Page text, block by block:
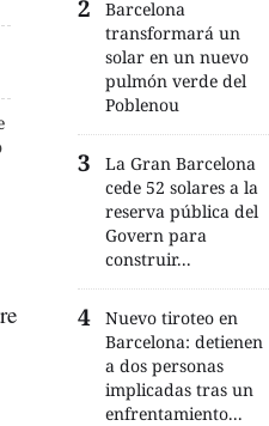
Barcelona
transformará un
solar en un nuevo
pulmón verde del
Poblenou
La Gran Barcelona
cede 52 solares a la
reserva pública del
Govern para
construir...
Nuevo tiroteo en
Barcelona: detienen
a dos personas
implicadas tras un
enfrentamiento...